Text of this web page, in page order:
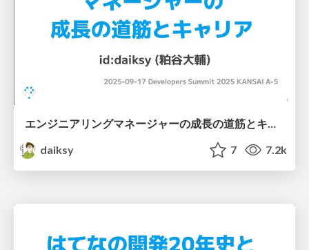
エンジニアリングマネージャーの成長の道筋とキャリア / Developers Summit 2025 KANSAI
daiksy
7 7.2k